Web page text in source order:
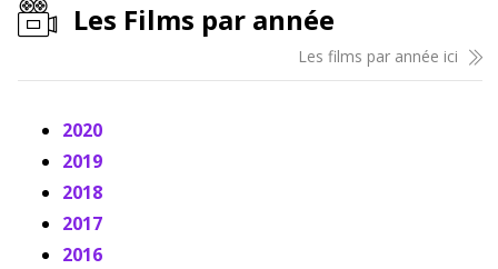
Les Dossiers
Les acteurs
Les actrices
Les réalisateurs
Les Films par année
Les films par année ici
2020
2019
2018
2017
2016